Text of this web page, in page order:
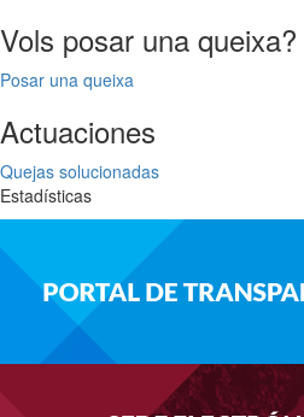
Vols posar una queixa?
Posar una queixa
Actuaciones
Quejas solucionadas
Estadísticas